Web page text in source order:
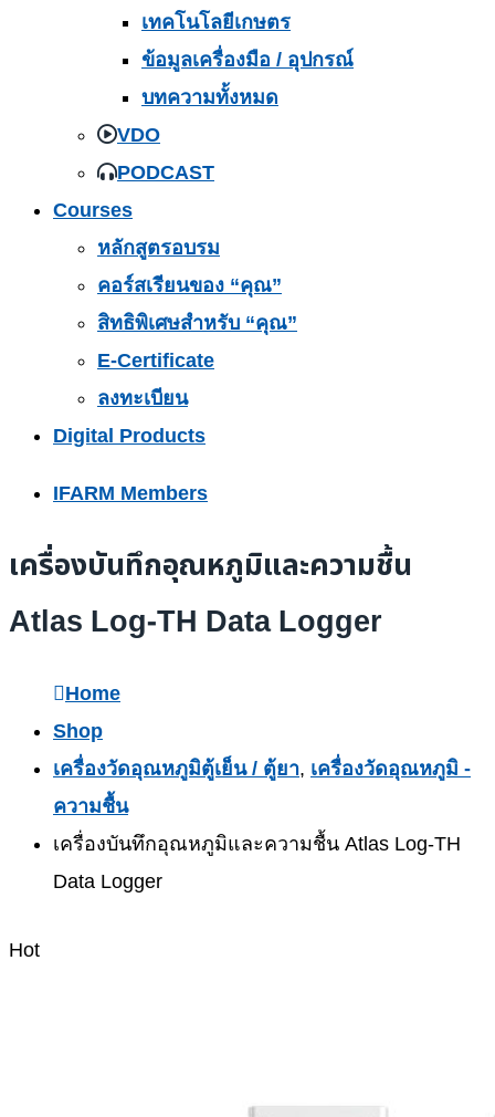
เทคโนโลยีเกษตร
ข้อมูลเครื่องมือ / อุปกรณ์
บทความทั้งหมด
VDO
PODCAST
Courses
หลักสูตรอบรม
คอร์สเรียนของ “คุณ”
สิทธิพิเศษสำหรับ “คุณ”
E-Certificate
ลงทะเบียน
Digital Products
IFARM Members
เครื่องบันทึกอุณหภูมิและความชื้น
Atlas Log-TH Data Logger
Home
Shop
เครื่องวัดอุณหภูมิตู้เย็น / ตู้ยา, เครื่องวัดอุณหภูมิ -
ความชื้น
เครื่องบันทึกอุณหภูมิและความชื้น Atlas Log-TH
Data Logger
Hot